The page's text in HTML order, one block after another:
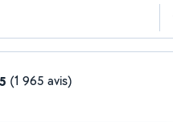
(1 965 avis)